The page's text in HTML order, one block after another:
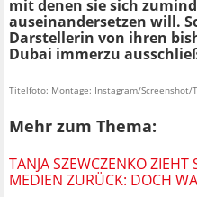
mit denen sie sich
auseinandersetzen will.
Darstellerin von ihren
Dubai immerzu
Titelfoto: Montage: Instagram/Screenshot/
Mehr zum Thema:
TANJA SZEWCZENKO
MEDIEN ZURÜCK: DOCH